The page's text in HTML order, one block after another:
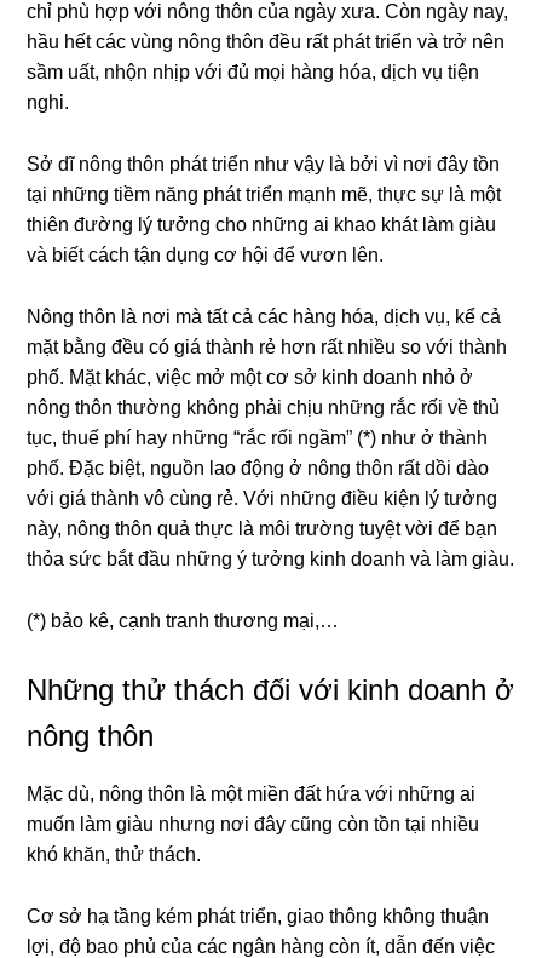
chỉ phù hợp với nông thôn của ngày xưa. Còn ngày nay,
hầu hết các vùng nông thôn đều rất phát triển và trở nên
sầm uất, nhộn nhịp với đủ mọi hàng hóa, dịch vụ tiện
nghi.
Sở dĩ nông thôn phát triển như vậy là bởi vì nơi đây tồn
tại những tiềm năng phát triển mạnh mẽ, thực sự là một
thiên đường lý tưởng cho những ai khao khát làm giàu
và biết cách tận dụng cơ hội để vươn lên.
Nông thôn là nơi mà tất cả các hàng hóa, dịch vụ, kể cả
mặt bằng đều có giá thành rẻ hơn rất nhiều so với thành
phố. Mặt khác, việc mở một cơ sở kinh doanh nhỏ ở
nông thôn thường không phải chịu những rắc rối về thủ
tục, thuế phí hay những “rắc rối ngầm” (*) như ở thành
phố. Đặc biệt, nguồn lao động ở nông thôn rất dồi dào
với giá thành vô cùng rẻ. Với những điều kiện lý tưởng
này, nông thôn quả thực là môi trường tuyệt vời để bạn
thỏa sức bắt đầu những ý tưởng kinh doanh và làm giàu.
(*) bảo kê, cạnh tranh thương mại,…
Những thử thách đối với kinh doanh ở
nông thôn
Mặc dù, nông thôn là một miền đất hứa với những ai
muốn làm giàu nhưng nơi đây cũng còn tồn tại nhiều
khó khăn, thử thách.
Cơ sở hạ tầng kém phát triển, giao thông không thuận
lợi, độ bao phủ của các ngân hàng còn ít, dẫn đến việc